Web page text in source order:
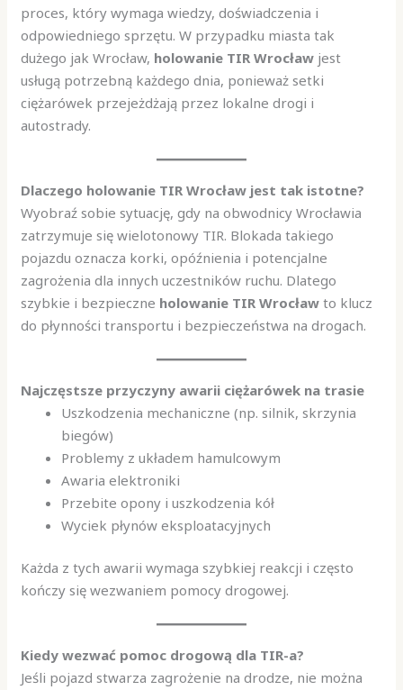
proces, który wymaga wiedzy, doświadczenia i
odpowiedniego sprzętu. W przypadku miasta tak
dużego jak Wrocław, holowanie TIR Wrocław jest
usługą potrzebną każdego dnia, ponieważ setki
ciężarówek przejeżdżają przez lokalne drogi i
autostrady.
Dlaczego holowanie TIR Wrocław jest tak istotne?
Wyobraź sobie sytuację, gdy na obwodnicy Wrocławia
zatrzymuje się wielotonowy TIR. Blokada takiego
pojazdu oznacza korki, opóźnienia i potencjalne
zagrożenia dla innych uczestników ruchu. Dlatego
szybkie i bezpieczne holowanie TIR Wrocław to klucz
do płynności transportu i bezpieczeństwa na drogach.
Najczęstsze przyczyny awarii ciężarówek na trasie
Uszkodzenia mechaniczne (np. silnik, skrzynia
biegów)
Problemy z układem hamulcowym
Awaria elektroniki
Przebite opony i uszkodzenia kół
Wyciek płynów eksploatacyjnych
Każda z tych awarii wymaga szybkiej reakcji i często
kończy się wezwaniem pomocy drogowej.
Kiedy wezwać pomoc drogową dla TIR-a?
Jeśli pojazd stwarza zagrożenie na drodze, nie można